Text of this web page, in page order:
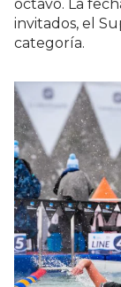
octavo. La
invitados, el
categoría.